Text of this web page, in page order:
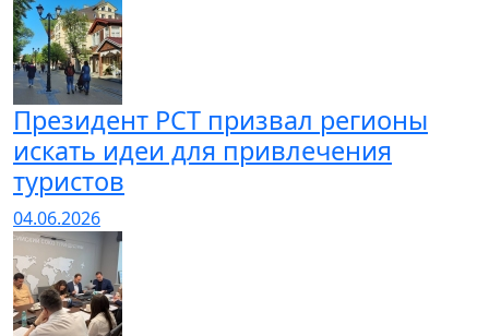
Президент РСТ призвал регионы
искать идеи для привлечения
туристов
04.06.2026